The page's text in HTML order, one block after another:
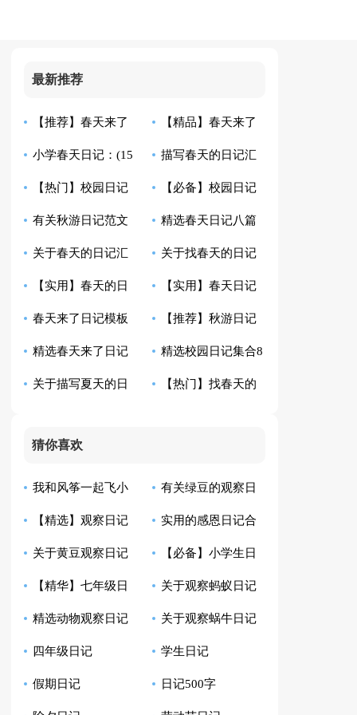
最新推荐
【推荐】春天来了
日记汇编八篇
【精品】春天来了
日记5篇
小学春天日记：(15
篇)
描写春天的日记汇
总七篇
【热门】校园日记
汇编9篇
【必备】校园日记
汇总十篇
有关秋游日记范文
八篇
精选春天日记八篇
关于春天的日记汇
总十篇
关于找春天的日记
汇编八篇
【实用】春天的日
记三篇
【实用】春天日记
合集九篇
春天来了日记模板
八篇
【推荐】秋游日记
合集5篇
精选春天来了日记
六篇
精选校园日记集合8
篇
关于描写夏天的日 【热门】找春天的
猜你喜欢
我和风筝一起飞小
学生日记
有关绿豆的观察日
记模板汇总10篇
【精选】观察日记
汇总9篇
实用的感恩日记合
集8篇
关于黄豆观察日记
合集八篇
【必备】小学生日
记范文汇总四篇
【精华】七年级日
记集锦10篇
关于观察蚂蚁日记
范文6篇
精选动物观察日记
四篇
关于观察蜗牛日记
范文七篇
四年级日记 学生日记
假期日记 日记500字